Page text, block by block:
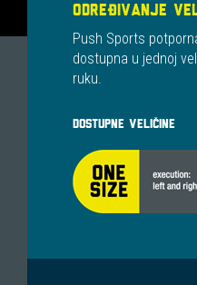
ODREĐIVANJE
Push Sports
dostupna u jednoj
ruku.
DOSTUPNE VELIČINE